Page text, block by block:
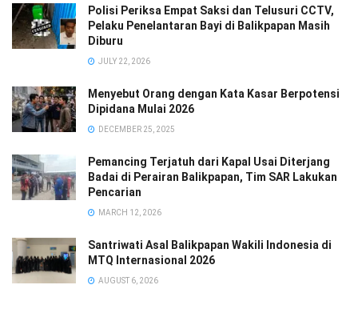
Polisi Periksa Empat Saksi dan Telusuri CCTV,
Pelaku Penelantaran Bayi di Balikpapan Masih
Diburu
JULY 22, 2026
Menyebut Orang dengan Kata Kasar Berpotensi
Dipidana Mulai 2026
DECEMBER 25, 2025
Pemancing Terjatuh dari Kapal Usai Diterjang
Badai di Perairan Balikpapan, Tim SAR Lakukan
Pencarian
MARCH 12, 2026
Santriwati Asal Balikpapan Wakili Indonesia di
MTQ Internasional 2026
AUGUST 6, 2026